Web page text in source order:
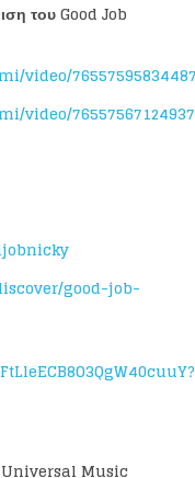
τουGood Job
video/
video/
good-job-
Universal Music